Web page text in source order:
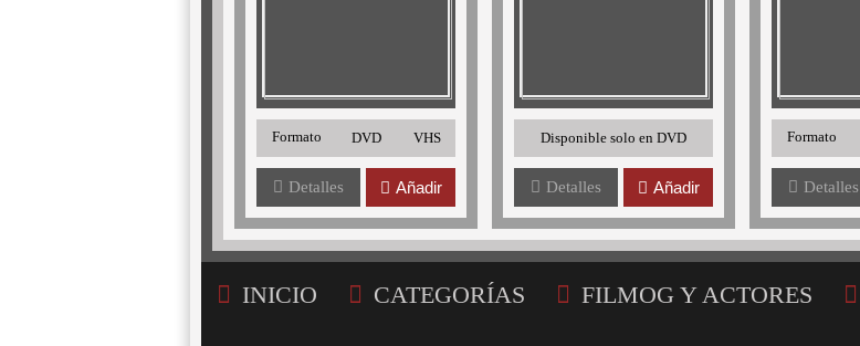
Formato DVD VHS
Detalles Añadir
Disponible solo en DVD
Detalles Añadir
Formato
Detalles
INICIO CATEGORÍAS FILMOG Y ACTORES